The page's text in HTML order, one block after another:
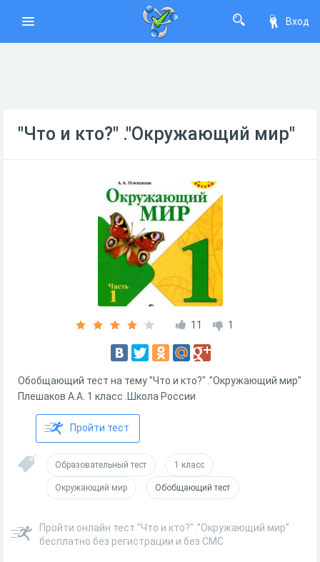
Вход
"Что и кто?" ."Окружающий мир"
11 1
Обобщающий тест на тему "Что и кто?" ."Окружающий мир"
Плешаков А.А. 1 класс .Школа России
Пройти тест
Образовательный тест 1 класс
Окружающий мир Обобщающий тест
Пройти онлайн тест "Что и кто?" ."Окружающий мир"
бесплатно без регистрации и без СМС